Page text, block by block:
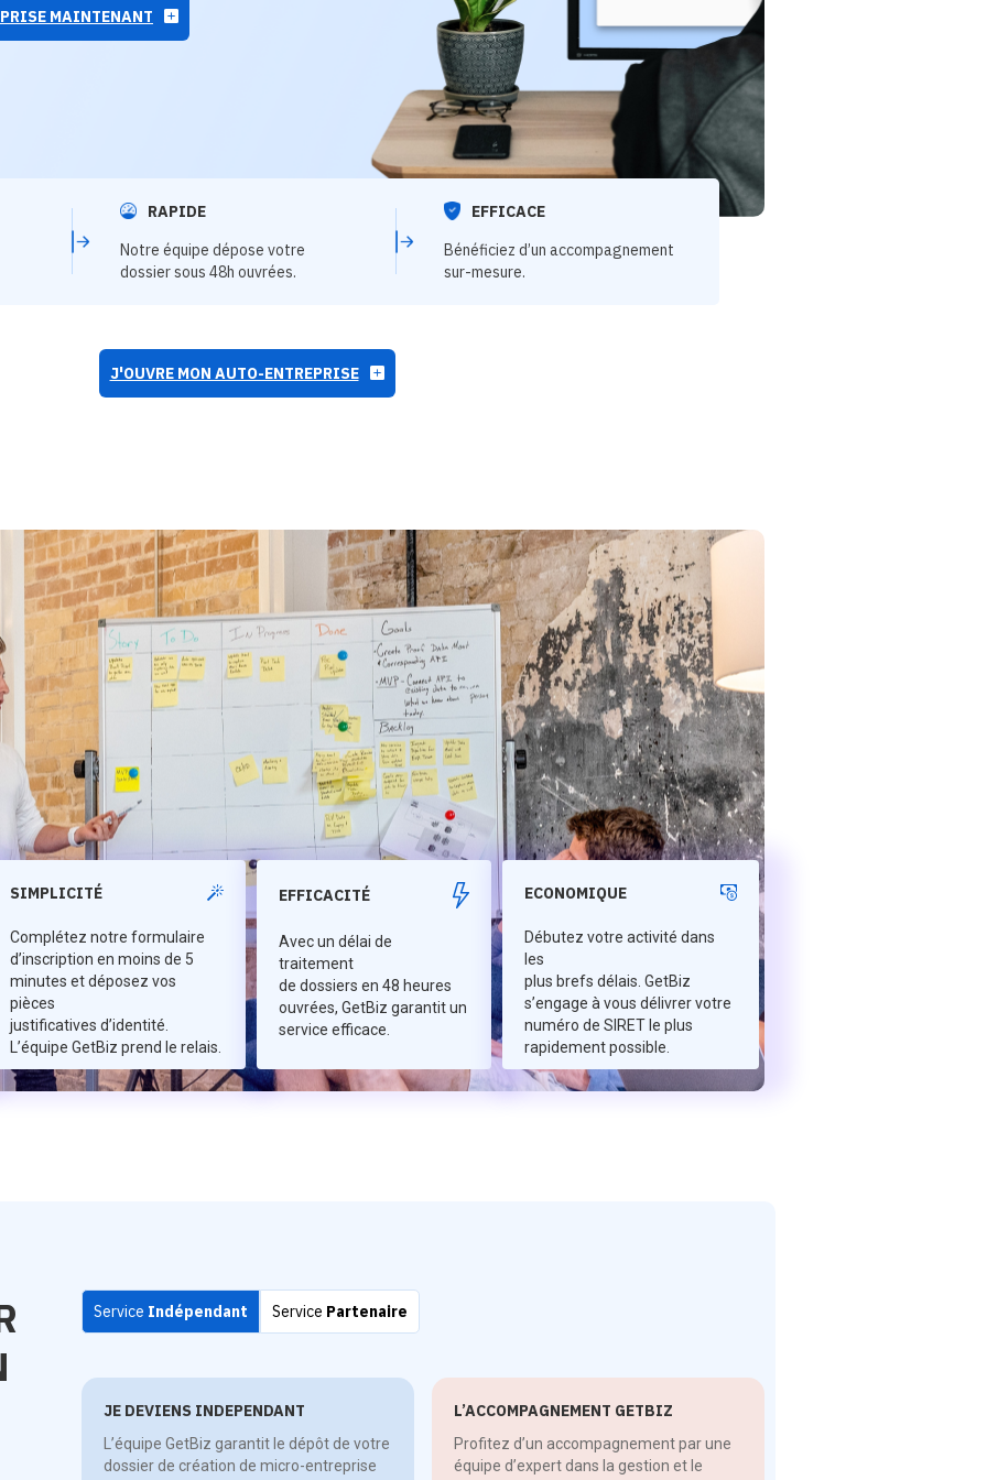
MAINTENANT
RAPIDE
Notre équipe dépose votre
dossier sous 48h ouvrées.
EFFICACE
Bénéficiez d’un accompagnement
sur-mesure.
J'OUVRE MON AUTO-ENTREPRISE
SIMPLICITÉ
Complétez notre formulaire
d’inscription en moins de 5
minutes et déposez vos
pièces
justificatives d’identité.
L’équipe GetBiz prend le relais.
EFFICACITÉ
Avec un délai de
traitement
de dossiers en 48 heures
ouvrées, GetBiz garantit un
service efficace.
ECONOMIQUE
Débutez votre activité dans
les
plus brefs délais. GetBiz
s’engage à vous délivrer votre
numéro de SIRET le plus
rapidement possible.
Service Indépendant Service Partenaire
JE DEVIENS INDEPENDANT
L’équipe GetBiz garantit le dépôt de votre
dossier de création de micro-entreprise
L’ACCOMPAGNEMENT GETBIZ
Profitez d’un accompagnement par une
équipe d’expert dans la gestion et le